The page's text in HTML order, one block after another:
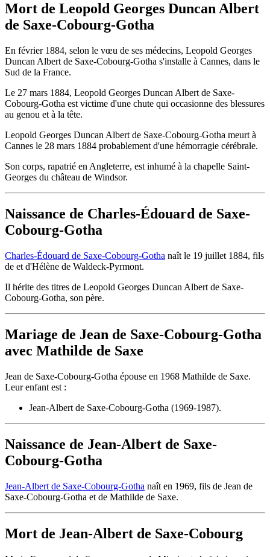
Mort de Leopold Georges Duncan Albert
de Saxe-Cobourg-Gotha
En février 1884, selon le vœu de ses médecins, Leopold Georges
Duncan Albert de Saxe-Cobourg-Gotha s'installe à Cannes, dans le
Sud de la France.
Le 27 mars 1884, Leopold Georges Duncan Albert de Saxe-
Cobourg-Gotha est victime d'une chute qui occasionne des blessures
au genou et à la tête.
Leopold Georges Duncan Albert de Saxe-Cobourg-Gotha meurt à
Cannes le 28 mars 1884 probablement d'une hémorragie cérébrale.
Son corps, rapatrié en Angleterre, est inhumé à la chapelle Saint-
Georges du château de Windsor.
Naissance de Charles-Édouard de Saxe-
Cobourg-Gotha
Charles-Édouard de Saxe-Cobourg-Gotha naît le 19 juillet 1884, fils
de et d'Hélène de Waldeck-Pyrmont.
Il hérite des titres de Leopold Georges Duncan Albert de Saxe-
Cobourg-Gotha, son père.
Mariage de Jean de Saxe-Cobourg-Gotha
avec Mathilde de Saxe
Jean de Saxe-Cobourg-Gotha épouse en 1968 Mathilde de Saxe.
Leur enfant est :
Jean-Albert de Saxe-Cobourg-Gotha (1969-1987).
Naissance de Jean-Albert de Saxe-
Cobourg-Gotha
Jean-Albert de Saxe-Cobourg-Gotha naît en 1969, fils de Jean de
Saxe-Cobourg-Gotha et de Mathilde de Saxe.
Mort de Jean-Albert de Saxe-Cobourg